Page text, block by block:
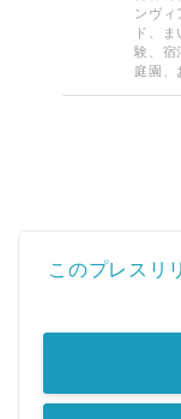
ンヴィ
ド、
験、宿
庭園、
このプレスリ